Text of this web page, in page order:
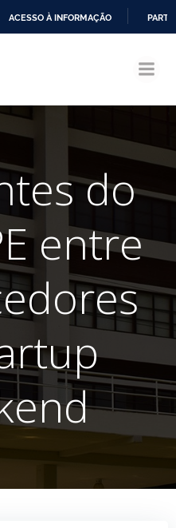
ACESSO À INFORMAÇÃO
do
entre